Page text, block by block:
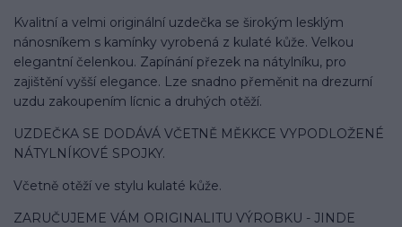
Kvalitní a velmi originální uzdečka se širokým lesklým
nánosníkem s kamínky vyrobená z kulaté kůže. Velkou
elegantní čelenkou. Zapínání přezek na nátylníku, pro
zajištění vyšší elegance. Lze snadno přeměnit na drezurní
uzdu zakoupením lícnic a druhých otěží.
UZDEČKA SE DODÁVÁ VČETNĚ MĚKKCE VYPODLOŽENÉ
NÁTYLNÍKOVÉ SPOJKY.
Včetně otěží ve stylu kulaté kůže.
ZARUČUJEME VÁM ORIGINALITU VÝROBKU - JINDE